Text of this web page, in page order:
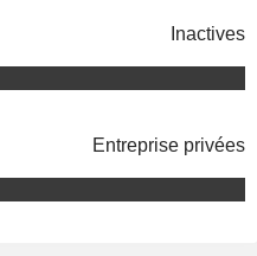
Deepak Jain
Avinash Prakash Gandhi
Parag Chandulal Shah
Inactives
Entreprise privées